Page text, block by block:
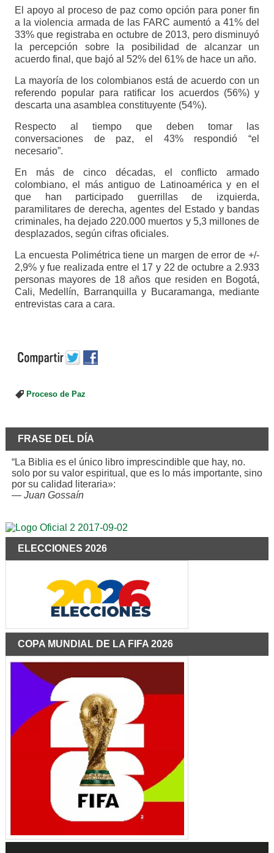
El apoyo al proceso de paz como opción para poner fin
a la violencia armada de las FARC aumentó a 41% del
33% que registraba en octubre de 2013, pero disminuyó
la percepción sobre la posibilidad de alcanzar un
acuerdo final, que bajó al 52% del 61% de hace un año.
La mayoría de los colombianos está de acuerdo con un
referendo popular para ratificar los acuerdos (56%) y
descarta una asamblea constituyente (54%).
Respecto al tiempo que deben tomar las
conversaciones de paz, el 43% respondió “el
necesario”.
En más de cinco décadas, el conflicto armado
colombiano, el más antiguo de Latinoamérica y en el
que han participado guerrillas de izquierda,
paramilitares de derecha, agentes del Estado y bandas
criminales, ha dejado 220.000 muertos y 5,3 millones de
desplazados, según cifras oficiales.
La encuesta Polimétrica tiene un margen de error de +/-
2,9% y fue realizada entre el 17 y 22 de octubre a 2.933
personas mayores de 18 años que residen en Bogotá,
Cali, Medellín, Barranquilla y Bucaramanga, mediante
entrevistas cara a cara.
Proceso de Paz
FRASE DEL DÍA
“La Biblia es el único libro imprescindible que hay, no.
solo por su valor espiritual, que es lo más importante, sino
por su calidad literaria»:
— Juan Gossaín
ELECCIONES 2026
COPA MUNDIAL DE LA FIFA 2026